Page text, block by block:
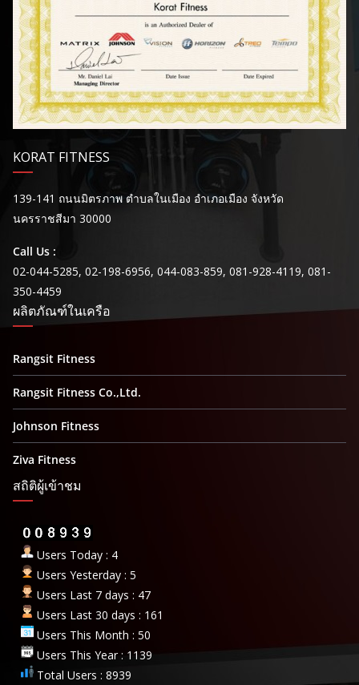
KORAT FITNESS
139-141 ถนนมิตรภาพ ตำบลในเมือง อำเภอเมือง จังหวัด
นครราชสีมา 30000
Call Us :
02-044-5285, 02-198-6956, 044-083-859, 081-928-4119, 081-
350-4459
ผลิตภัณฑ์ในเครือ
Rangsit Fitness
Rangsit Fitness Co.,Ltd.
Johnson Fitness
Ziva Fitness
สถิติผู้เข้าชม
Users Today : 4
Users Yesterday : 5
Users Last 7 days : 47
Users Last 30 days : 161
Users This Month : 50
Users This Year : 1139
Total Users : 8939